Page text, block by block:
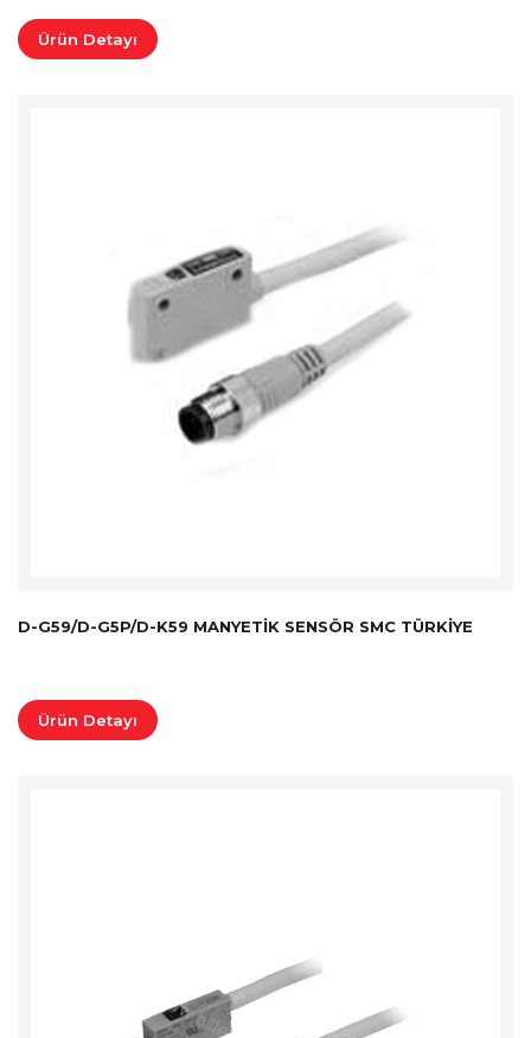
Ürün Detayı
D-G59/D-G5P/D-K59 MANYETIK SENSÖR SMC TÜRKİYE
Ürün Detayı